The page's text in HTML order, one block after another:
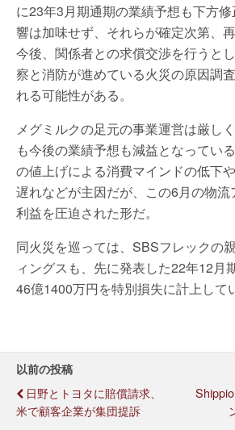
に23年3月期通期の業績予想も下方
響は加味せず、それらが確定次第、
今後、関係者との求償交渉を行うと
察と消防が進めている火災の原因調
れる可能性がある。
メグミルクの足元の事業運営は厳し
も今後の業績予想も減益となってい
の値上げによる消費マインドの低下
遅れなどが主因だが、この6月の物流
利益を圧迫された形だ。
同火災を巡っては、SBSフレックの
ィングスも、先に発表した22年12月
46億1400万円を特別損失に計上して
以前の投稿
日野とトヨタに賠償請求、
米で顧客企業が集団提訴